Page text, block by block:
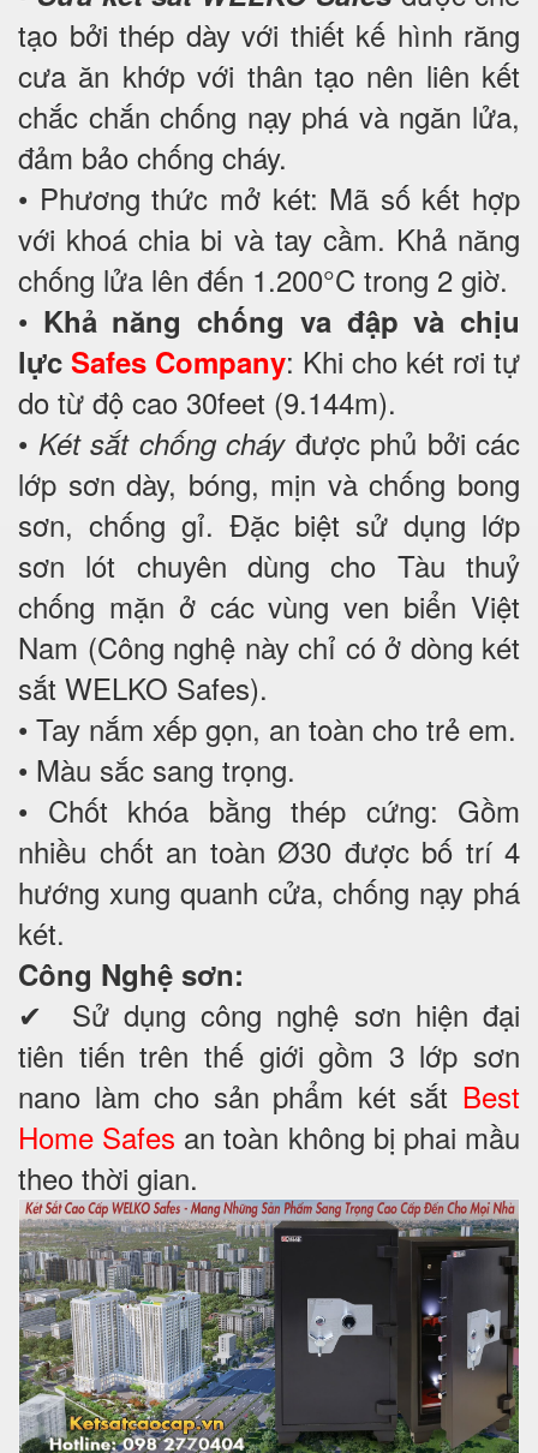
tạo bởi thép dày với thiết kế hình răng
cưa ăn khớp với thân tạo nên liên kết
chắc chắn chống nạy phá và ngăn lửa,
đảm bảo chống cháy.
• Phương thức mở két: Mã số kết hợp
với khoá chia bi và tay cầm. Khả năng
chống lửa lên đến 1.200°C trong 2 giờ.
• Khả năng chống va đập và chịu
lực Safes Company: Khi cho két rơi tự
do từ độ cao 30feet (9.144m).
• Két sắt chống cháyđược phủ bởi các
lớp sơn dày, bóng, mịn và chống bong
sơn, chống gỉ. Đặc biệt sử dụng lớp
sơn lót chuyên dùng cho Tàu thuỷ
chống mặn ở các vùng ven biển Việt
Nam (Công nghệ này chỉ có ở dòng két
sắt WELKO Safes).
• Tay nắm xếp gọn, an toàn cho trẻ em.
• Màu sắc sang trọng.
• Chốt khóa bằng thép cứng: Gồm
nhiều chốt an toàn Ø30 được bố trí 4
hướng xung quanh cửa, chống nạy phá
két.
Công Nghệ sơn:
✔ Sử dụng công nghệ sơn hiện đại
tiên tiến trên thế giới gồm 3 lớp sơn
nano làm cho sản phẩm két sắt Best
Home Safes an toàn không bị phai mầu
theo thời gian.